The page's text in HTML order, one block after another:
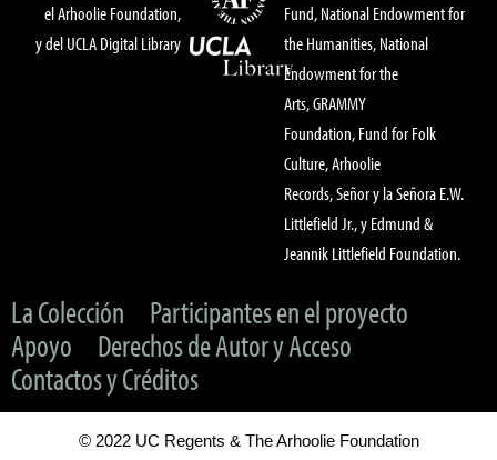
el Arhoolie Foundation,
y del UCLA Digital Library
Fund, National Endowment for
the Humanities, National
Endowment for the
Arts, GRAMMY
Foundation, Fund for Folk
Culture, Arhoolie
Records, Señor y la Señora E.W.
Littlefield Jr., y Edmund &
Jeannik Littlefield Foundation.
La Colección
Participantes en el proyecto
Apoyo
Derechos de Autor y Acceso
Contactos y Créditos
© 2022 UC Regents & The Arhoolie Foundation